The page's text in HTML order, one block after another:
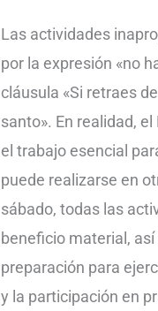
Las actividades
por la expresión «no
cláusula «Si retraes
santo». En realidad,
el trabajo esencial
puede realizarse en
sábado, todas las
beneficio material,
preparación para
y la participación en